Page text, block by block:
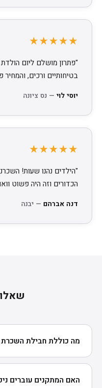
★★★★★
"פתרון מושלם ליום
בטיחותיים ורכים,
יוסי לוי — נס ציונה
★★★★★
"הילדים נהנו שעות!
הכדורים וזה היה פשוט
דנה אברהם — יבנה
מה כוללת חבילת השכרת
רכים ובטיחותיים —
האם המתקנים עוברים